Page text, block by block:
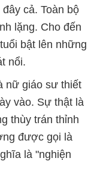
cả. Toàn bộ
lặng. Cho đến
bật lên những
nổi.
nữ giáo sư thiết
vào. Sự thật là
thùy trán thỉnh
được gọi là
là "nghiện